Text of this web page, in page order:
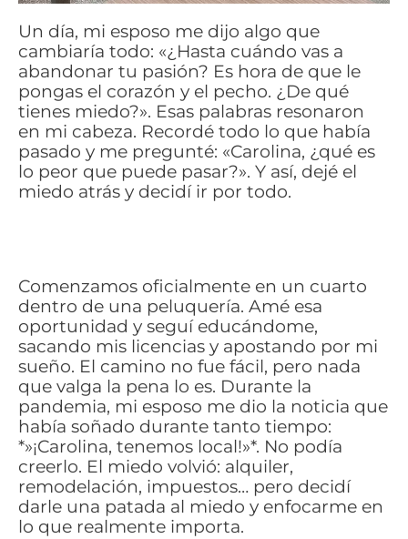
Un día, mi esposo me dijo algo que
cambiaría todo: «¿Hasta cuándo vas a
abandonar tu pasión? Es hora de que le
pongas el corazón y el pecho. ¿De qué
tienes miedo?». Esas palabras resonaron
en mi cabeza. Recordé todo lo que había
pasado y me pregunté: «Carolina, ¿qué es
lo peor que puede pasar?». Y así, dejé el
miedo atrás y decidí ir por todo.
Comenzamos oficialmente en un cuarto
dentro de una peluquería. Amé esa
oportunidad y seguí educándome,
sacando mis licencias y apostando por mi
sueño. El camino no fue fácil, pero nada
que valga la pena lo es. Durante la
pandemia, mi esposo me dio la noticia que
había soñado durante tanto tiempo:
*»¡Carolina, tenemos local!»*. No podía
creerlo. El miedo volvió: alquiler,
remodelación, impuestos… pero decidí
darle una patada al miedo y enfocarme en
lo que realmente importa.